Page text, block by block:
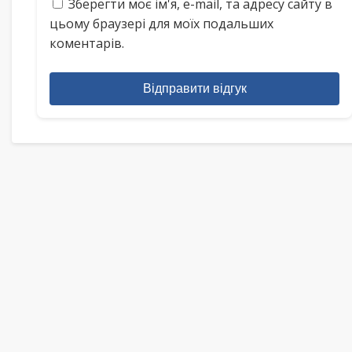
Зберегти моє ім'я, e-mail, та адресу сайту в
цьому браузері для моїх подальших
коментарів.
Відправити відгук